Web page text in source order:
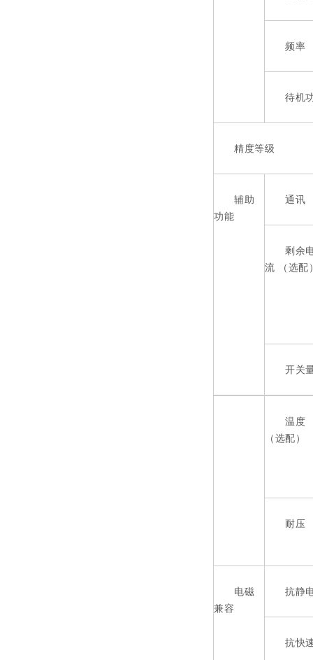
频率
待机
精度等级
辅助
功能
通讯
剩余
流 （选配
开关
温度
（选配）
耐压
电磁
兼容
抗静电
抗快速